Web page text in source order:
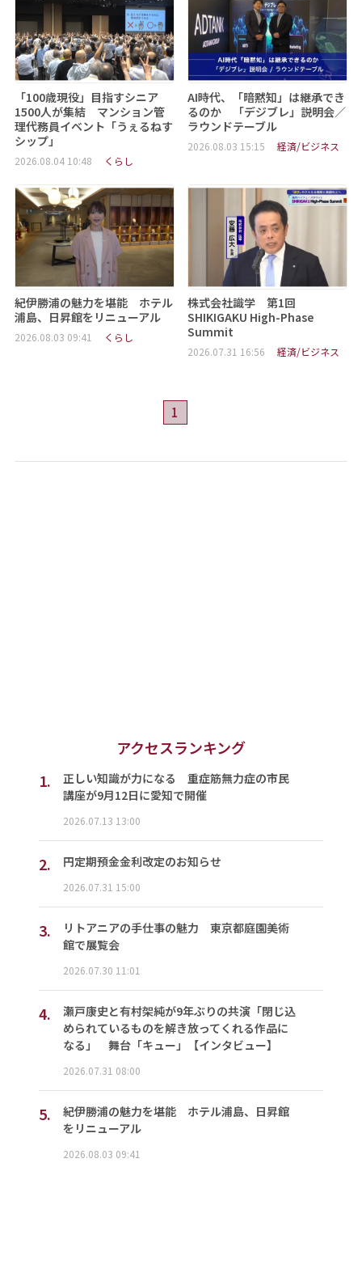
「100歳現役」目指すシニア
1500人が集結 マンション管
理代務員イベント「うぇるねす
シップ」
2026.08.04 10:48 くらし
AI時代、「暗黙知」は継承でき
るのか 「デジブレ」説明会／
ラウンドテーブル
2026.08.03 15:15 経済/ビジネス
紀伊勝浦の魅力を堪能 ホテル
浦島、日昇館をリニューアル
2026.08.03 09:41 くらし
株式会社識学 第1回
SHIKIGAKU High-Phase
Summit
2026.07.31 16:56 経済/ビジネス
1
アクセスランキング
1.
正しい知識が力になる 重症筋無力症の市民
講座が9月12日に愛知で開催
2026.07.13 13:00
2. 円定期預金金利改定のお知らせ
2026.07.31 15:00
3.
リトアニアの手仕事の魅力 東京都庭園美術
館で展覧会
2026.07.30 11:01
4.
瀬戸康史と有村架純が9年ぶりの共演「閉じ込
められているものを解き放ってくれる作品に
なる」 舞台「キュー」【インタビュー】
2026.07.31 08:00
5.
紀伊勝浦の魅力を堪能 ホテル浦島、日昇館
をリニューアル
2026.08.03 09:41